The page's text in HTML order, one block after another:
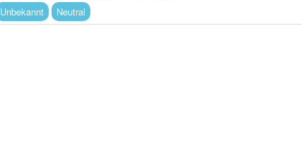
Unbekannt
Neutral